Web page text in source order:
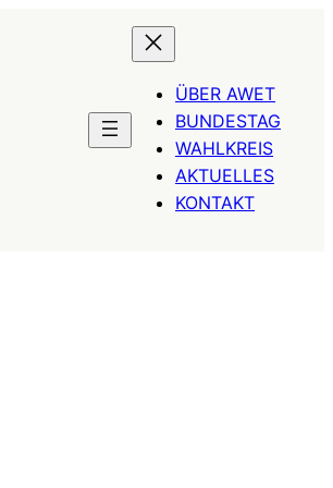
ÜBER AWET
BUNDESTAG
WAHLKREIS
AKTUELLES
KONTAKT